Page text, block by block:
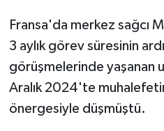
Fransa'da merkez sağcı
3 aylık görev süresinin
görüşmelerinde yaşanan
Aralık 2024'te
önergesiyle düşmüştü.